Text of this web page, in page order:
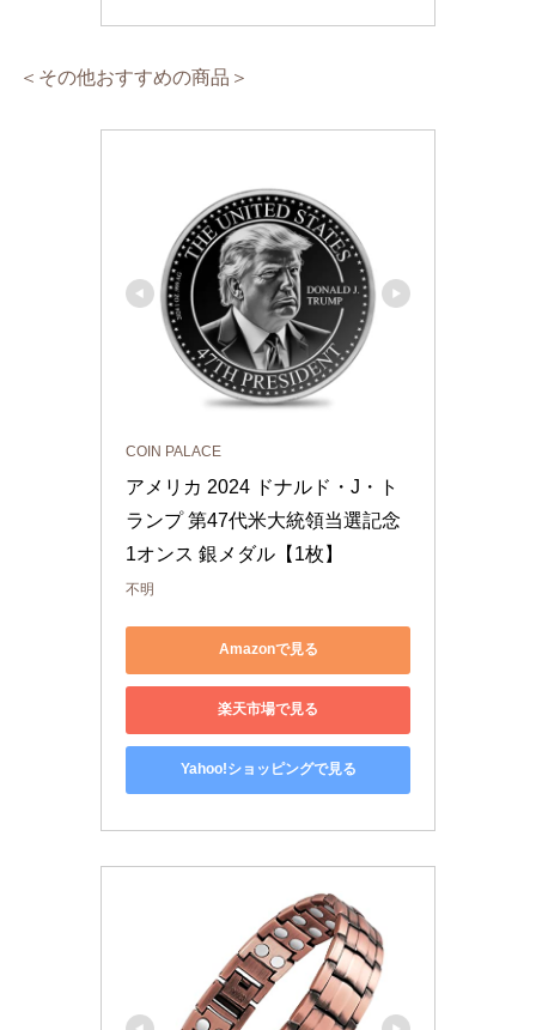
＜その他おすすめの商品＞
COIN PALACE
アメリカ 2024 ドナルド・J・ト
ランプ 第47代米大統領当選記念
1オンス 銀メダル【1枚】
不明
Amazonで見る
楽天市場で見る
Yahoo!ショッピングで見る